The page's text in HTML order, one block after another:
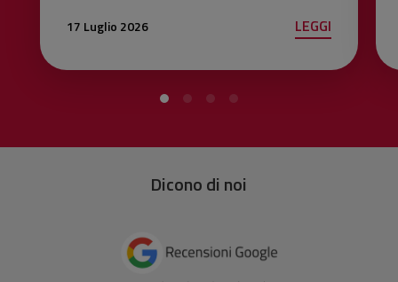
17 Luglio 2026 LEGGI
Dicono di noi